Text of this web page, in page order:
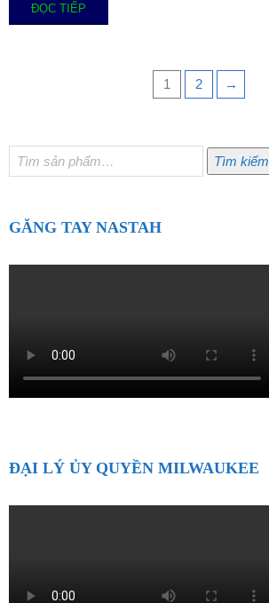
ĐỌC TIẾP
1 2 →
Tìm
kiếm:
Tìm kiếm
GĂNG TAY NASTAH
ĐẠI LÝ ỦY QUYỀN MILWAUKEE